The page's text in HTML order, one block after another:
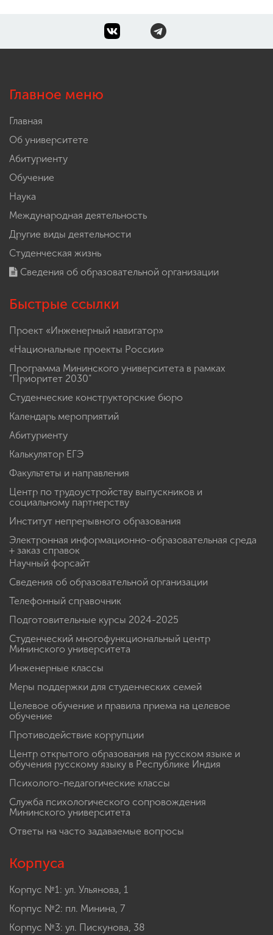
Главное меню
Главная
Об университете
Абитуриенту
Обучение
Наука
Международная деятельность
Другие виды деятельности
Студенческая жизнь
Сведения об образовательной организации
Быстрые ссылки
Проект «Инженерный навигатор»
«Национальные проекты России»
Программа Мининского университета в рамках
"Приоритет 2030"
Студенческие конструкторские бюро
Календарь мероприятий
Абитуриенту
Калькулятор ЕГЭ
Факультеты и направления
Центр по трудоустройству выпускников и
социальному партнерству
Институт непрерывного образования
Электронная информационно-образовательная среда
+ заказ справок
Научный форсайт
Сведения об образовательной организации
Телефонный справочник
Подготовительные курсы 2024-2025
Студенческий многофункциональный центр
Мининского университета
Инженерные классы
Меры поддержки для студенческих семей
Целевое обучение и правила приема на целевое
обучение
Противодействие коррупции
Центр открытого образования на русском языке и
обучения русскому языку в Республике Индия
Психолого-педагогические классы
Служба психологического сопровождения
Мининского университета
Ответы на часто задаваемые вопросы
Корпуса
Корпус №1: ул. Ульянова, 1
Корпус №2: пл. Минина, 7
Корпус №3: ул. Пискунова, 38